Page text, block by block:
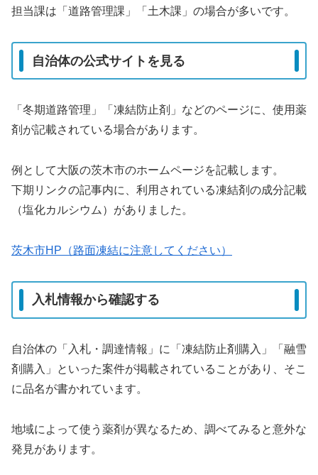
担当課は「道路管理課」「土木課」の場合が多いです。
自治体の公式サイトを見る
「冬期道路管理」「凍結防止剤」などのページに、使用薬
剤が記載されている場合があります。
例として大阪の茨木市のホームページを記載します。
下期リンクの記事内に、利用されている凍結剤の成分記載
（塩化カルシウム）がありました。
茨木市HP（路面凍結に注意してください）
入札情報から確認する
自治体の「入札・調達情報」に「凍結防止剤購入」「融雪
剤購入」といった案件が掲載されていることがあり、そこ
に品名が書かれています。
地域によって使う薬剤が異なるため、調べてみると意外な
発見があります。